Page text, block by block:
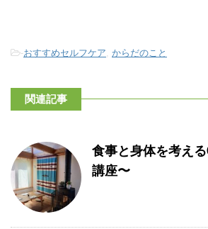
-おすすめセルフケア からだのこと
関連記事
食事と身体を考え
講座〜